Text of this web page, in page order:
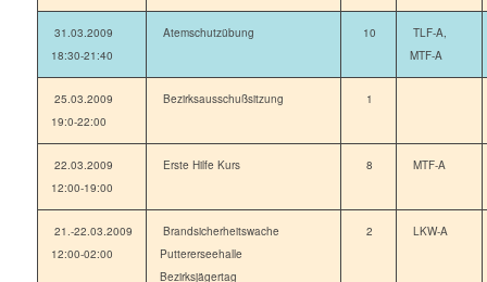
31.03.2009
18:30-21:40
Atemschutzübung 10
TLF-A,
MTF-A
25.03.2009
19:0-22:00
Bezirksausschußsitzung 1
22.03.2009
12:00-19:00
Erste Hilfe Kurs 8 MTF-A
21.-22.03.2009
12:00-02:00
Brandsicherheitswache
Puttererseehalle
Bezirksjägertag
2 LKW-A